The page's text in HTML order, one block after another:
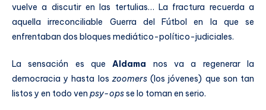
vuelve a discutir en las tertulias… La fractura recuerda a
aquella irreconciliable Guerra del Fútbol en la que se
enfrentaban dos bloques mediático-político-judiciales.
La sensación es queAldama nos va a regenerar la
democracia y hasta loszoomers(los jóvenes) que son tan
listos y en todo ven psy-opsse lo toman en serio.